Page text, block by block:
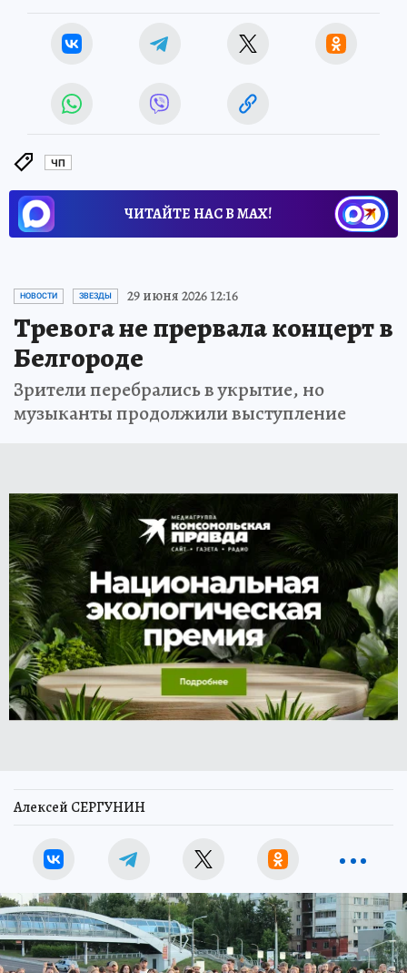
ЧП
ЧИТАЙТЕ НАС В МАХ!
НОВОСТИ ЗВЕЗДЫ 29 июня 2026 12:16
Тревога не прервала концерт в
Белгороде
Зрители перебрались в укрытие, но
музыканты продолжили выступление
Алексей СЕРГУНИН